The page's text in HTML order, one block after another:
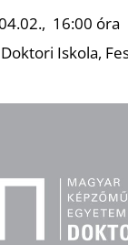
16:00 óra
Iskola,